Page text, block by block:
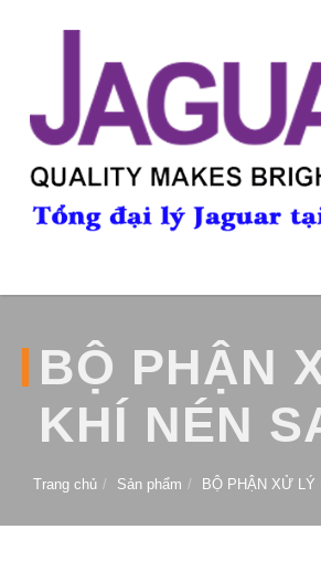
BỘ PHẬN
KHÍ NÉN
Trang chủ Sản phẩm BỘ PHẬN XỬ LÝ